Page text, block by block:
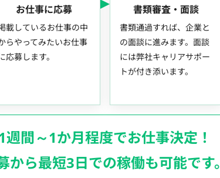
お仕事に応募
載しているお仕事の中
らやってみたいお仕事
応募します。
書類審査・面談
書類通過すれば、企業と
の面談に進みます。面談
には弊社キャリアサポー
トが付き添います。
週間～1か月程度でお仕事決定！
から最短3日での稼働も可能です。